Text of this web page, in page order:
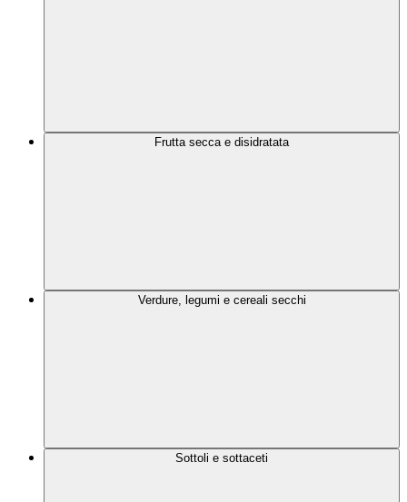
Frutta secca e disidratata
Verdure, legumi e cereali secchi
Sottoli e sottaceti